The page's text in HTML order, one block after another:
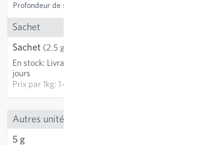
Profondeur de semis
Sachet
Sachet (2.5 g)
En stock: Livraison 3-5
jours
Prix par1kg: 1 433,80 €
Autres unités
5 g